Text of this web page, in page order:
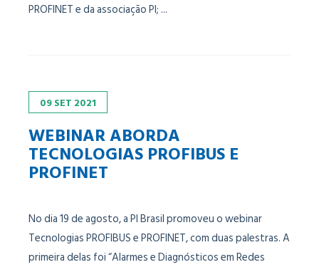
PROFINET e da associação PI; ...
09SET 2021
WEBINAR ABORDA
TECNOLOGIAS PROFIBUS E
PROFINET
No dia 19 de agosto, a PI Brasil promoveu o webinar
Tecnologias PROFIBUS e PROFINET, com duas palestras. A
primeira delas foi “Alarmes e Diagnósticos em Redes